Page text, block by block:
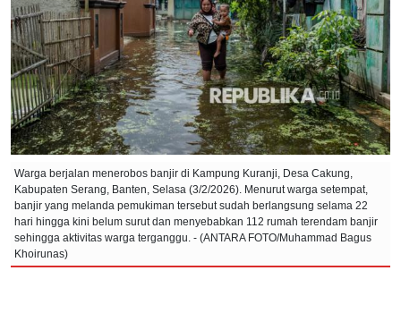
Warga berjalan menerobos banjir di Kampung Kuranji, Desa Cakung,
Kabupaten Serang, Banten, Selasa (3/2/2026). Menurut warga setempat,
banjir yang melanda pemukiman tersebut sudah berlangsung selama 22
hari hingga kini belum surut dan menyebabkan 112 rumah terendam banjir
sehingga aktivitas warga terganggu. - (ANTARA FOTO/Muhammad Bagus
Khoirunas)